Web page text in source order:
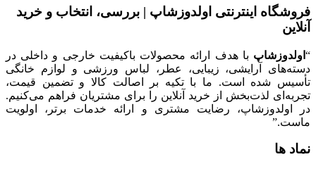
فروشگاه اینترنتی اولدوزشاپ | بررسی، انتخاب و خرید
آنلاین
“ اولدوزشاپ با هدف ارائه محصولات باکیفیت خارجی و داخلی در
دسته‌های آرایشی، زیبایی، عطر، لباس ورزشی و لوازم خانگی
تأسیس شده است. ما با تکیه بر اصالت کالا و تضمین قیمت،
تجربه‌ای لذت‌بخش از خرید آنلاین را برای مشتریان فراهم می‌کنیم.
در اولدوزشاپ، رضایت مشتری و ارائه خدمات برتر، اولویت
ماست.”
نماد ها